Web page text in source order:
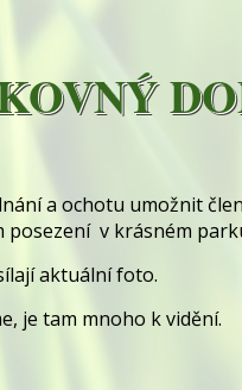
a ochotu umožnit
v krásném
aktuální foto.
je tam mnoho k vidění.